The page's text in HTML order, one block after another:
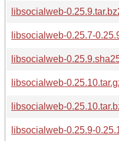
libsocialweb-
libsocialweb-0.25.7-
libsocialweb-
libsocialweb-
libsocialweb-
libsocialweb-0.25.9-